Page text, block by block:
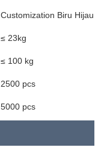
Customization Biru Hijau
≤ 23kg
≤ 100 kg
2500 pcs
5000 pcs